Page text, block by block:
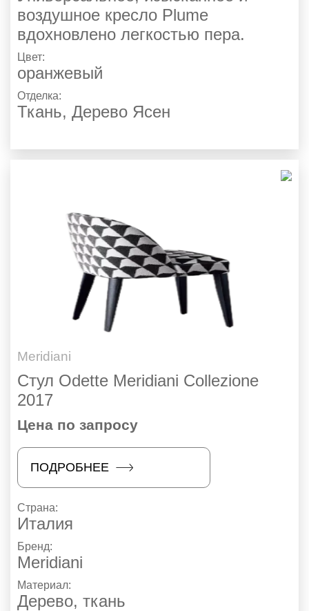
воздушное кресло Plume
вдохновлено легкостью пера.
Цвет:
оранжевый
Отделка:
Ткань, Дерево Ясен
Meridiani
Стул Odette Meridiani Collezione
2017
Цена по запросу
ПОДРОБНЕЕ
Страна:
Италия
Бренд:
Meridiani
Материал:
Дерево, ткань